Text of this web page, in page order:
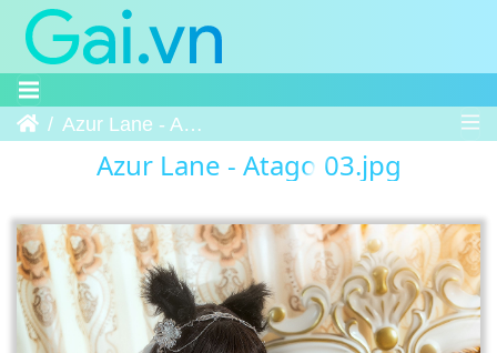
Trang chủAzur Lane - Atago 03
Azur Lane - Atago 03.jpg